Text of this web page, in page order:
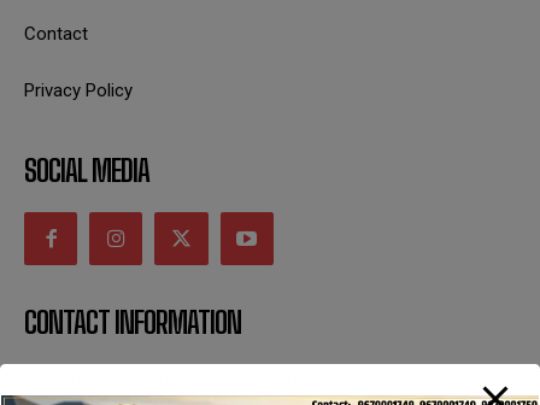
Contact
Privacy Policy
SOCIAL MEDIA
CONTACT INFORMATION